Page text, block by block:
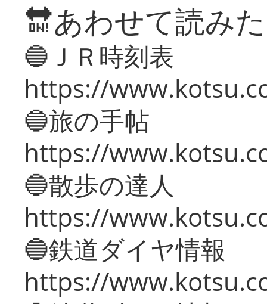
🔛あわせて読み
🔵ＪＲ時刻表
https://
🔵旅の手帖
https://
🔵散歩の達人
https://
🔵鉄道ダイヤ情報
https://